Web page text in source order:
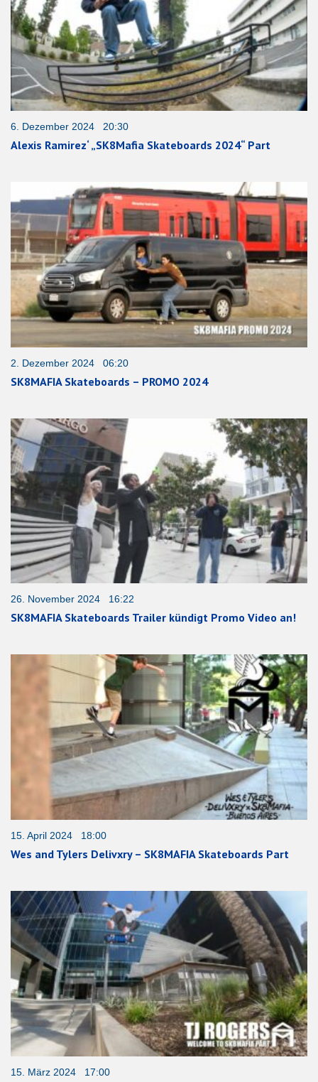
6. Dezember 2024 20:30
Alexis Ramirez‘ „SK8Mafia Skateboards 2024“ Part
2. Dezember 2024 06:20
SK8MAFIA Skateboards – PROMO 2024
26. November 2024 16:22
SK8MAFIA Skateboards Trailer kündigt Promo Video an!
15. April 2024 18:00
Wes and Tylers Delivxry – SK8MAFIA Skateboards Part
15. März 2024 17:00